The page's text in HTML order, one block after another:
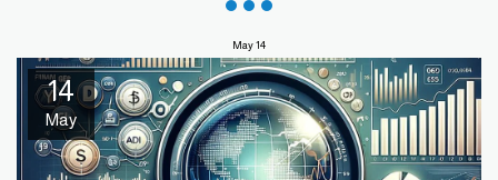
14
May
14
May